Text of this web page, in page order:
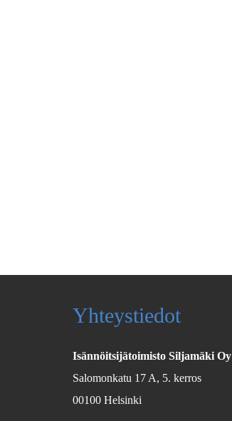
Yhteystiedot
Isännöitsijätoimisto Siljamäki Oy
Salomonkatu 17 A, 5. kerros
00100 Helsinki